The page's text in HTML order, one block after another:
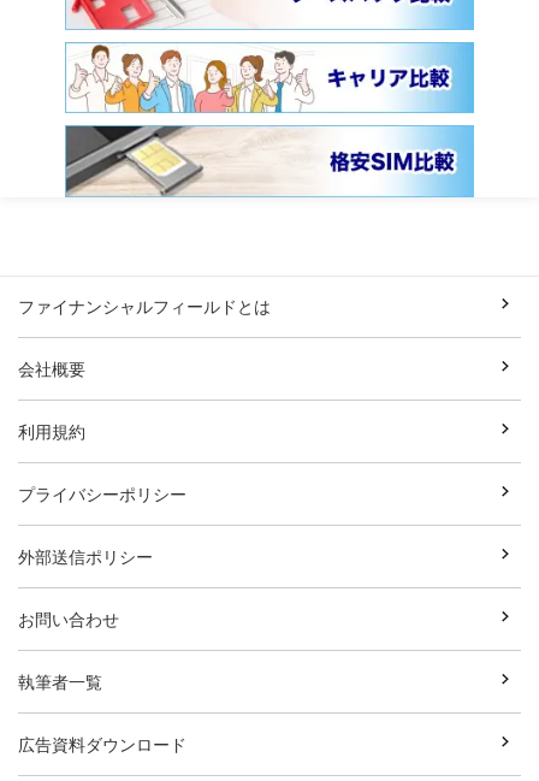
ファイナンシャルフィールドとは
会社概要
利用規約
プライバシーポリシー
外部送信ポリシー
お問い合わせ
執筆者一覧
広告資料ダウンロード